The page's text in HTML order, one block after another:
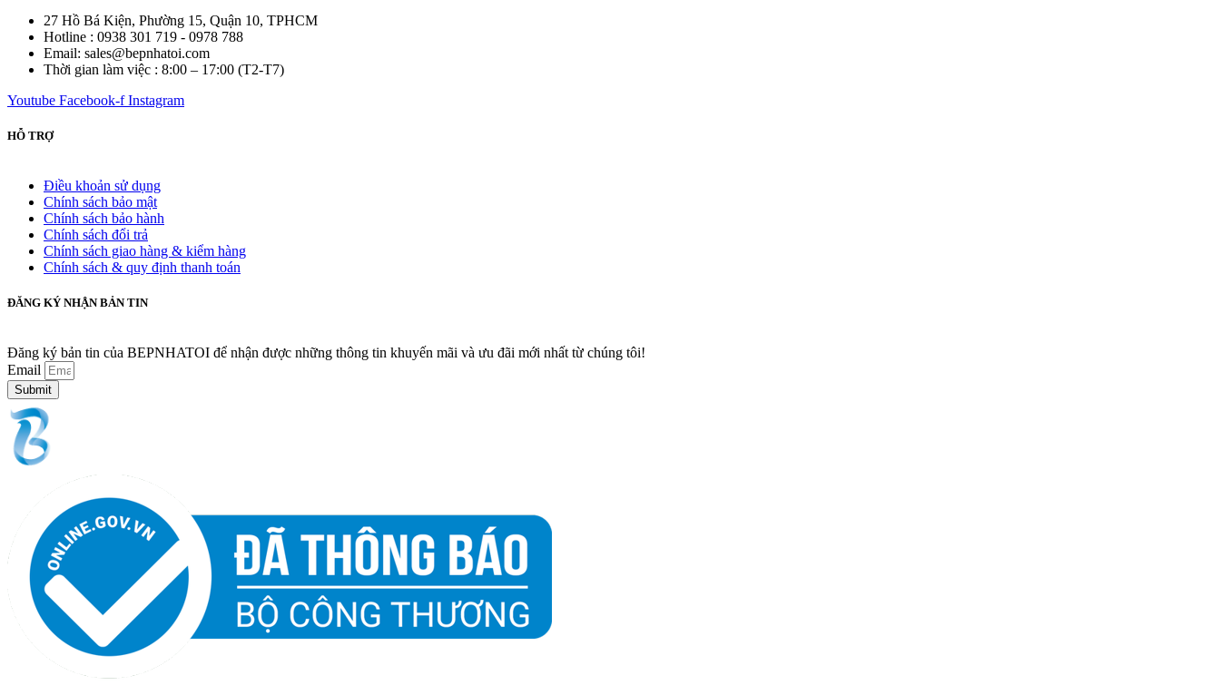
27 Hồ Bá Kiện, Phường 15, Quận 10, TPHCM
Hotline : 0938 301 719 - 0978 788
Email: sales@bepnhatoi.com
Thời gian làm việc : 8:00 – 17:00 (T2-T7)
Youtube Facebook-f Instagram
HỖ TRỢ
Điều khoản sử dụng
Chính sách bảo mật
Chính sách bảo hành
Chính sách đổi trả
Chính sách giao hàng & kiểm hàng
Chính sách & quy định thanh toán
ĐĂNG KÝ NHẬN BẢN TIN
Đăng ký bản tin của BEPNHATOI để nhận được những thông tin khuyến mãi và ưu đãi mới nhất từ chúng tôi!
Email
Submit